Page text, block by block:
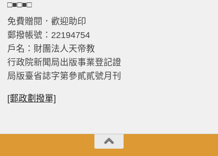
□■□■□
免費贈閱．歡迎助印
郵撥帳號：22194754
戶名：財團法人天帝教
行政院新聞局出版事業登記證
局版臺省誌字第參貳貳號月刊
[郵政劃撥單]